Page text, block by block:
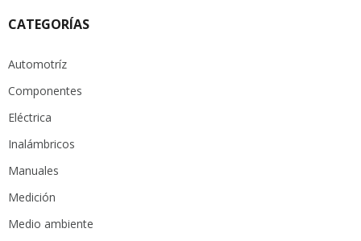
CATEGORÍAS
Automotríz
Componentes
Eléctrica
Inalámbricos
Manuales
Medición
Medio ambiente